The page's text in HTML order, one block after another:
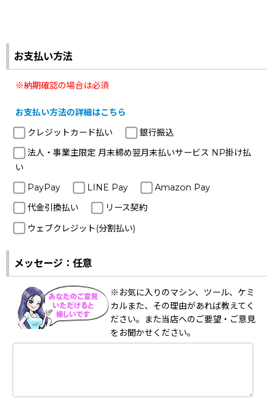
お支払い方法
※納期確認の場合は必須
お支払い方法の詳細はこちら
クレジットカード払い
銀行振込
法人・事業主限定 月末締め翌月末払いサービス NP掛け払
い
PayPay
LINE Pay
Amazon Pay
代金引換払い
リース契約
ウェブクレジット(分割払い)
メッセージ：任意
※お気に入りのマシン、ツール、ケミ
カルまた、その理由があれば教えてく
ださい。また当店へのご要望・ご意見
をお聞かせください。